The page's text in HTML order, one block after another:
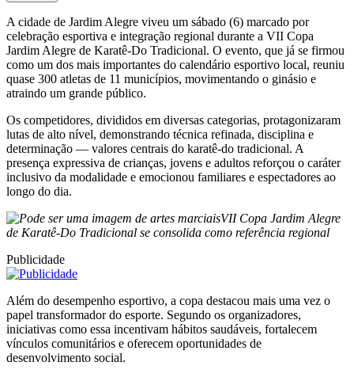
A cidade de Jardim Alegre viveu um sábado (6) marcado por
celebração esportiva e integração regional durante a VII Copa
Jardim Alegre de Karatê-Do Tradicional. O evento, que já se firmou
como um dos mais importantes do calendário esportivo local, reuniu
quase 300 atletas de 11 municípios, movimentando o ginásio e
atraindo um grande público.
Os competidores, divididos em diversas categorias, protagonizaram
lutas de alto nível, demonstrando técnica refinada, disciplina e
determinação — valores centrais do karatê-do tradicional. A
presença expressiva de crianças, jovens e adultos reforçou o caráter
inclusivo da modalidade e emocionou familiares e espectadores ao
longo do dia.
VII Copa Jardim Alegre
de Karatê-Do Tradicional se consolida como referência regional
Publicidade
Além do desempenho esportivo, a copa destacou mais uma vez o
papel transformador do esporte. Segundo os organizadores,
iniciativas como essa incentivam hábitos saudáveis, fortalecem
vínculos comunitários e oferecem oportunidades de
desenvolvimento social.